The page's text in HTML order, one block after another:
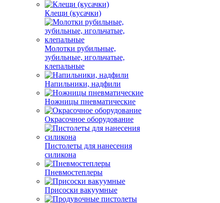
Клещи (кусачки)
Молотки рубильные,
зубильные, игольчатые,
клепальные
Напильники, надфили
Ножницы пневматические
Окрасочное оборудование
Пистолеты для нанесения
силикона
Пневмостеплеры
Присоски вакуумные